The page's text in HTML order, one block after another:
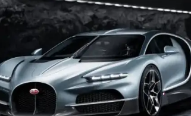
终于要登 PC，光盘党也能“以盘换数”了？
香不香？一篇帮你避坑+种草
用的“无感切换”，索尼Bose却学不会？一文
盘还能这么玩？保姆级教程，有手就会！
球累计出货量破4000万台，技术创新驱动